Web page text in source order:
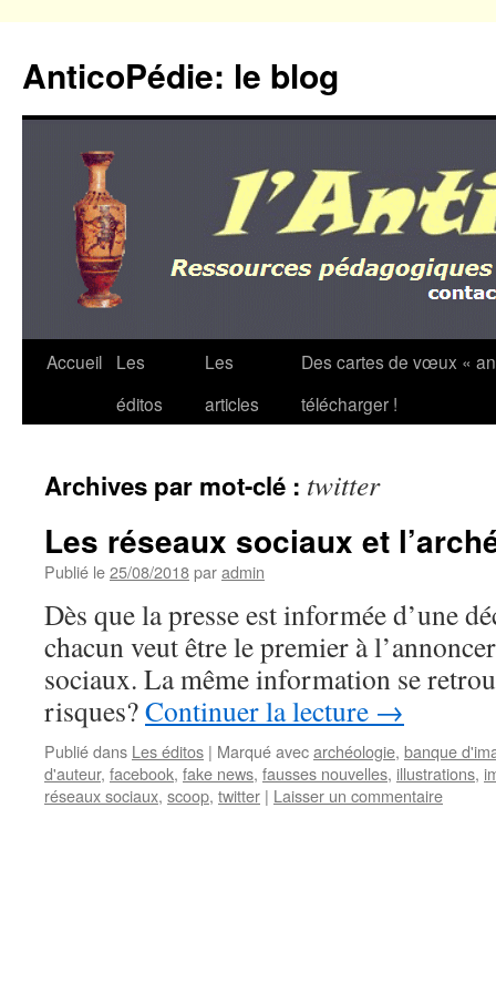
contenu
AnticoPédie: le blog
Accueil
Les
éditos
Les
articles
Des cartes de vœux «
télécharger !
Archives par mot-clé : twitter
Les réseaux sociaux et
Publié le25/08/2018paradmin
Dès que la presse est informée d’une
chacun veut être le premier à
sociaux. La même information se
risques?Continuer la lecture →
Publié dans Les éditos | Marqué avecarchéologie, banque
d'auteur, facebook, fake news, fausses nouvelles, illustrations,
réseaux sociaux, scoop, twitter | Laisser un commentaire